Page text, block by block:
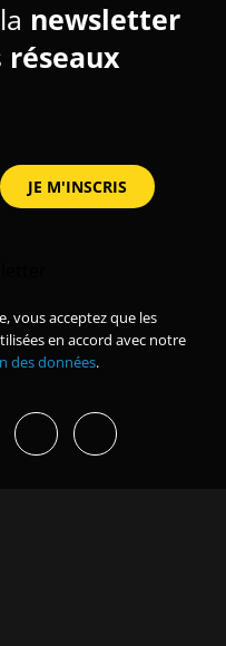
newsletter
réseaux
vous acceptez que les
en accord avec notre
des données.